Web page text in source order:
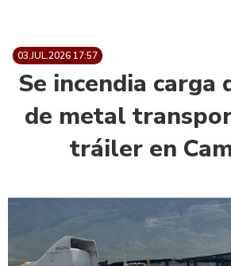
03.JUL.2026 17:57
Se incendia carga
de metal
tráiler en